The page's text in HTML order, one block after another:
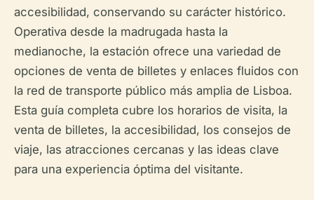
accesibilidad, conservando su carácter histórico.
Operativa desde la madrugada hasta la
medianoche, la estación ofrece una variedad de
opciones de venta de billetes y enlaces fluidos con
la red de transporte público más amplia de Lisboa.
Esta guía completa cubre los horarios de visita, la
venta de billetes, la accesibilidad, los consejos de
viaje, las atracciones cercanas y las ideas clave
para una experiencia óptima del visitante.